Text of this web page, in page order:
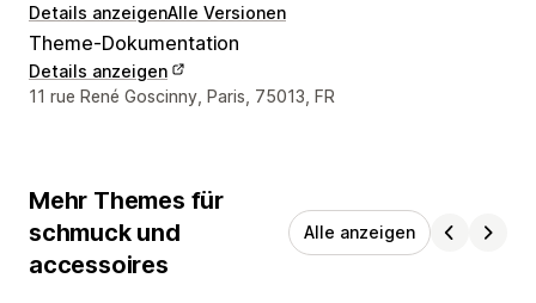
Details anzeigenAlle Versionen
Theme-Dokumentation
Details anzeigen
Designer-Kontaktdaten
11 rue René Goscinny, Paris, 75013, FR
Mehr Themes für
schmuck und
accessoires
Alle anzeigen